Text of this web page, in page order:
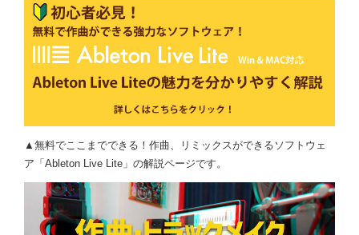
▲無料でここまでできる！作曲、リミックスができるソフトウェ
ア「Ableton Live Lite」の解説ページです。